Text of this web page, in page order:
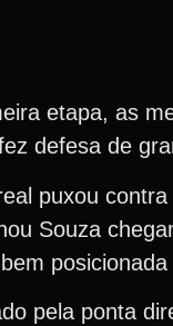
etapa, as
defesa de
puxou
Souza
pela ponta